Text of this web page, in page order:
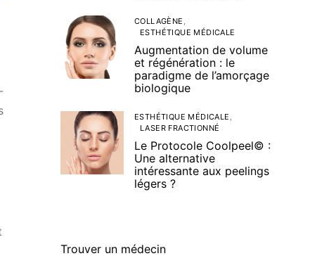
COLLAGÈNE
ESTHÉTIQUE MÉDICALE
Augmentation de volume
et régénération : le
paradigme de l’amorçage
biologique
ESTHÉTIQUE MÉDICALE
LASER FRACTIONNÉ
Le Protocole Coolpeel© :
Une alternative
intéressante aux peelings
légers ?
Trouver un médecin